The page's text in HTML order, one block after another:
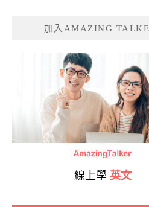
加入AMAZING
線上學 英文